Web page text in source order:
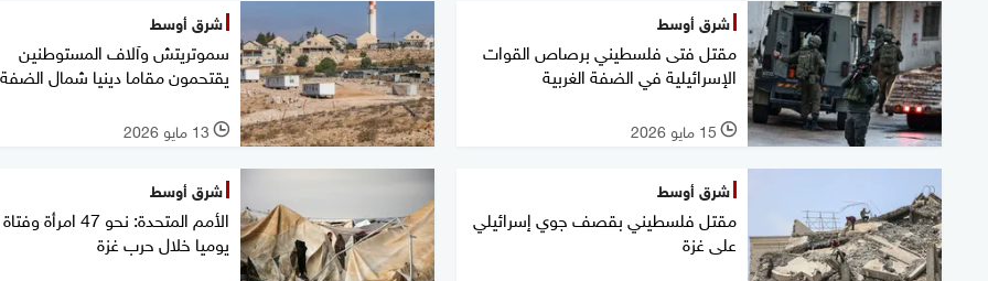
شرق أوسط
مقتل فتى فلسطيني برصاص القوات
الإسرائيلية في الضفة الغربية
l 15 مايو 2026
شرق أوسط
سموتريتش وآلاف المستوطنين
يقتحمون مقاما دينيا شمال الضفة
l 13 مايو 2026
شرق أوسط
مقتل فلسطيني بقصف جوي إسرائيلي
على غزة
شرق أوسط
الأمم المتحدة: نحو 47
يوميا خلال حرب غزة